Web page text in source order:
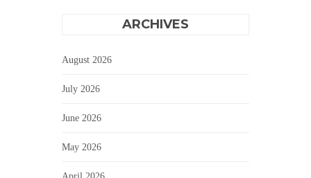
ARCHIVES
August 2026
July 2026
June 2026
May 2026